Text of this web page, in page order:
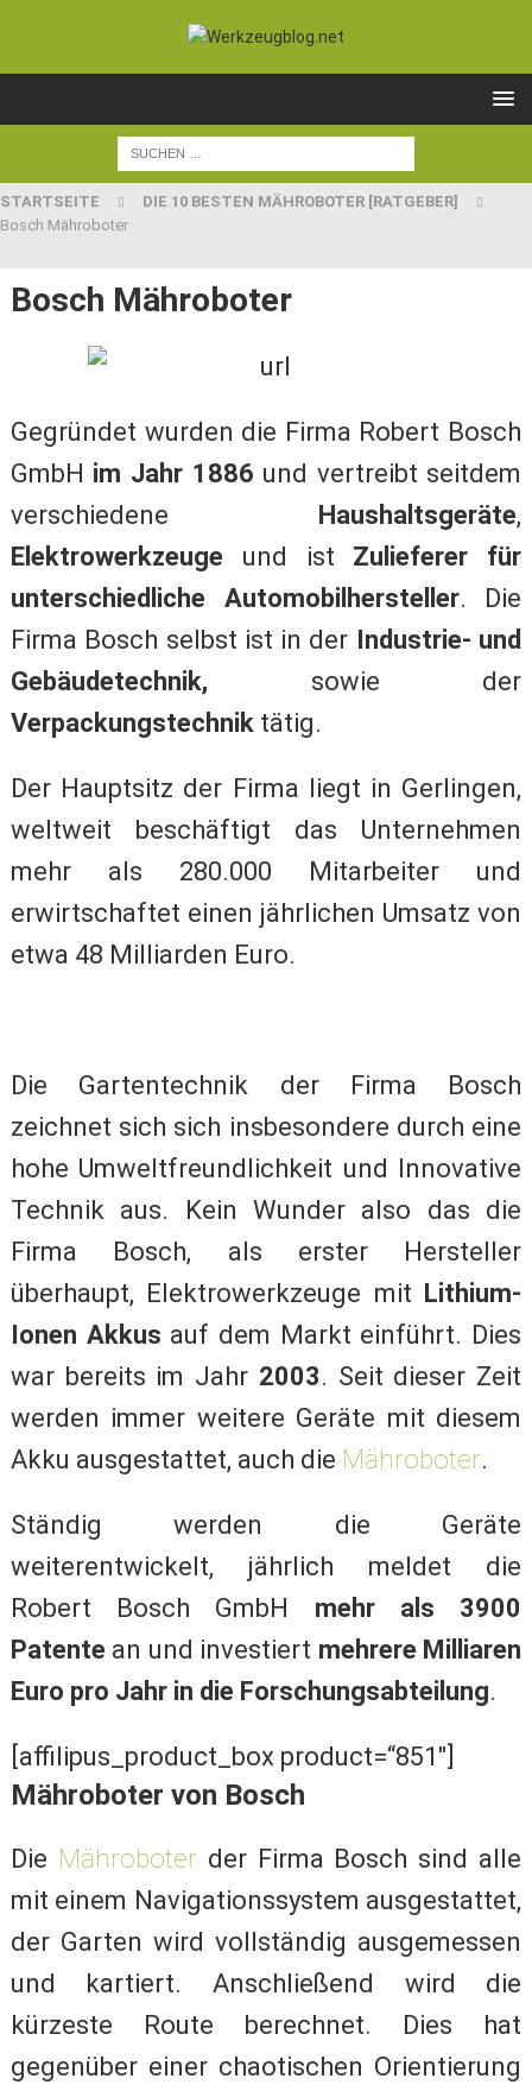
STARTSEITE
DIE 10 BESTEN MÄHROBOTER [RATGEBER]
Bosch Mähroboter
Bosch Mähroboter
Gegründet wurden die Firma Robert Bosch
GmbH im Jahr 1886 und vertreibt seitdem
verschiedene Haushaltsgeräte,
Elektrowerkzeuge und ist Zulieferer für
unterschiedliche Automobilhersteller. Die
Firma Bosch selbst ist in der Industrie- und
Gebäudetechnik, sowie der
Verpackungstechnik tätig.
Der Hauptsitz der Firma liegt in Gerlingen,
weltweit beschäftigt das Unternehmen
mehr als 280.000 Mitarbeiter und
erwirtschaftet einen jährlichen Umsatz von
etwa 48 Milliarden Euro.
Die Gartentechnik der Firma Bosch
zeichnet sich sich insbesondere durch eine
hohe Umweltfreundlichkeit und Innovative
Technik aus. Kein Wunder also das die
Firma Bosch, als erster Hersteller
überhaupt, Elektrowerkzeuge mit Lithium-
Ionen Akkus auf dem Markt einführt. Dies
war bereits im Jahr 2003. Seit dieser Zeit
werden immer weitere Geräte mit diesem
Akku ausgestattet, auch die Mähroboter.
Ständig werden die Geräte
weiterentwickelt, jährlich meldet die
Robert Bosch GmbH mehr als 3900
Patente an und investiert mehrere Milliaren
Euro pro Jahr in die Forschungsabteilung.
[affilipus_product_box product=“851″]
Mähroboter von Bosch
Die Mähroboterder Firma Bosch sind alle
mit einem Navigationssystem ausgestattet,
der Garten wird vollständig ausgemessen
und kartiert. Anschließend wird die
kürzeste Route berechnet. Dies hat
gegenüber einer chaotischen Orientierung